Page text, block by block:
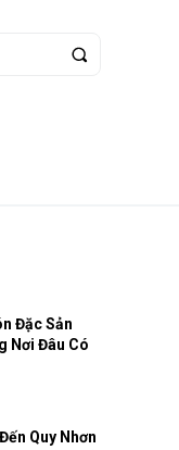
Đặc Sản
Nơi Đâu Có
Quy Nhơn